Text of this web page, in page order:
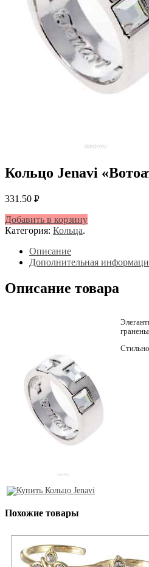
Кольцо Jenavi
331.50 Р
Добавить в корзину
Категория: Кольца.
Описание
Дополнительная
Описание товара
Похожие товары